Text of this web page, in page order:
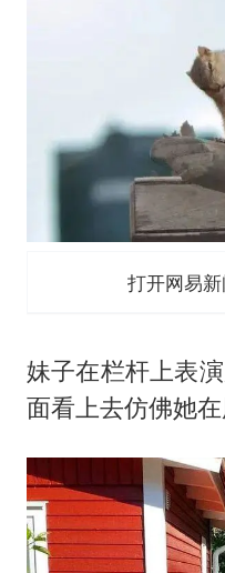
打开网易
妹子在栏杆上表
面看上去仿佛她